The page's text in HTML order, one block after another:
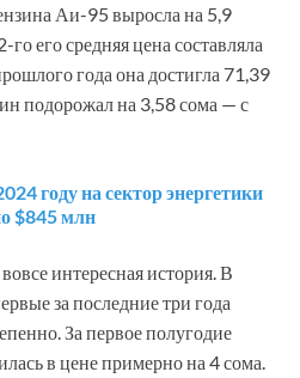
Аи-95 выросла на 5,9
его средняя цена составляла
года она достигла 71,39
подорожал на 3,58 сома — с
году на сектор энергетики
$845 млн
интересная история. В
за последние три года
За первое полугодие
в цене примерно на 4 сома.